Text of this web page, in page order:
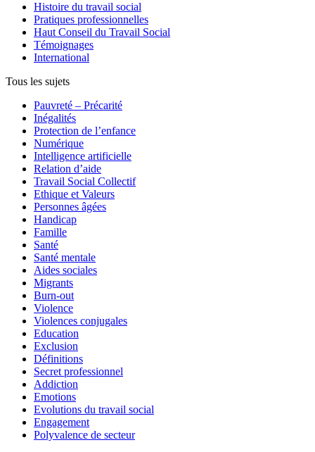
Histoire du travail social
Pratiques professionnelles
Haut Conseil du Travail Social
Témoignages
International
Tous les sujets
Pauvreté – Précarité
Inégalités
Protection de l’enfance
Numérique
Intelligence artificielle
Relation d’aide
Travail Social Collectif
Ethique et Valeurs
Personnes âgées
Handicap
Famille
Santé
Santé mentale
Aides sociales
Migrants
Burn-out
Violence
Violences conjugales
Education
Exclusion
Définitions
Secret professionnel
Addiction
Emotions
Evolutions du travail social
Engagement
Polyvalence de secteur